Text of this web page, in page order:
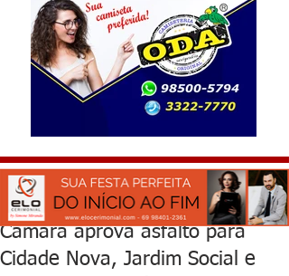
Câmara aprova asfalto para
Cidade Nova, Jardim Social e